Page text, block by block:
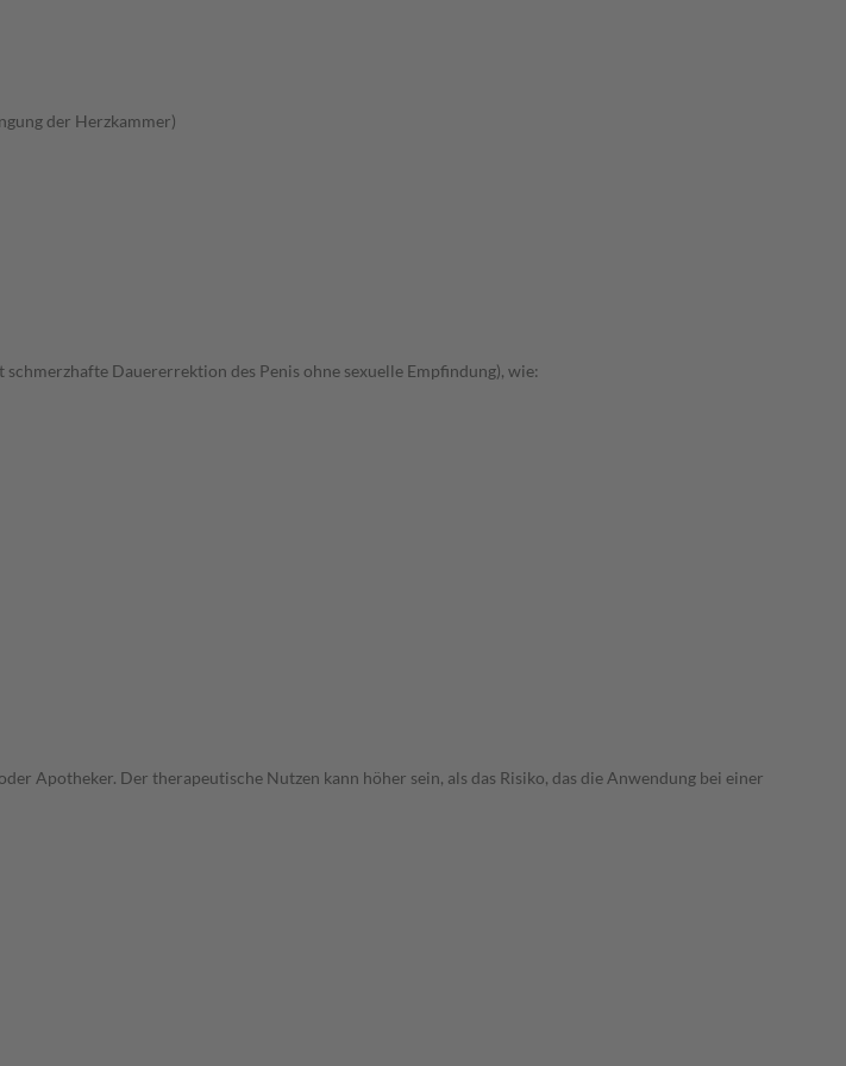
der Herzkammer)
Dauererrektion des Penis ohne sexuelle Empfindung), wie:
Apotheker. Der therapeutische Nutzen kann höher sein, als das Risiko, das die Anwendung bei einer